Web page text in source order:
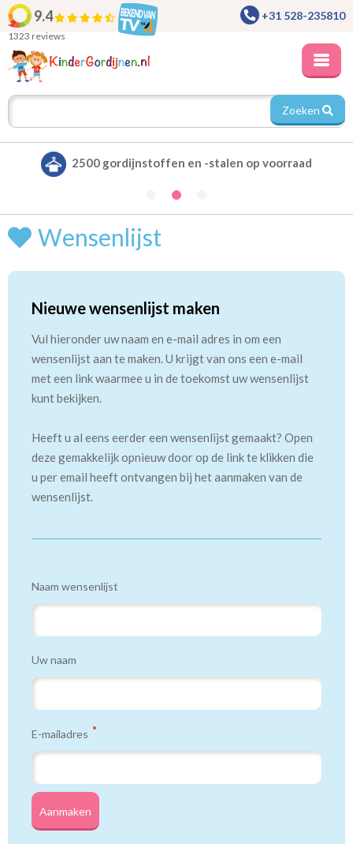
9.4
1323 reviews
+31 528-235810
Zoeken
2500 gordijnstoffen en -stalen op voorraad
Wensenlijst
Nieuwe wensenlijst maken
Vul hieronder uw naam en e-mail adres in om een
wensenlijst aan te maken. U krijgt van ons een e-mail
met een link waarmee u in de toekomst uw wensenlijst
kunt bekijken.
Heeft u al eens eerder een wensenlijst gemaakt? Open
deze gemakkelijk opnieuw door op de link te klikken die
u per email heeft ontvangen bij het aanmaken van de
wensenlijst.
Naam wensenlijst
Uw naam
E-mailadres
Aanmaken